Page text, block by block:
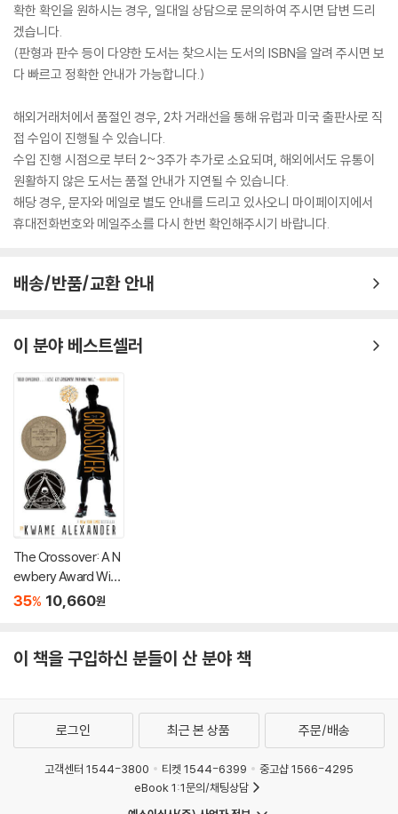
확한 확인을 원하시는 경우, 일대일 상담으로 문의하여 주시면 답변 드리
겠습니다.
(판형과 판수 등이 다양한 도서는 찾으시는 도서의 ISBN을 알려 주시면 보
다 빠르고 정확한 안내가 가능합니다.)
해외거래처에서 품절인 경우, 2차 거래선을 통해 유럽과 미국 출판사로 직
접 수입이 진행될 수 있습니다.
수입 진행 시점으로 부터 2~3주가 추가로 소요되며, 해외에서도 유통이
원활하지 않은 도서는 품절 안내가 지연될 수 있습니다.
해당 경우, 문자와 메일로 별도 안내를 드리고 있사오니 마이페이지에서
휴대전화번호와 메일주소를 다시 한번 확인해주시기 바랍니다.
배송/반품/교환 안내
이 분야 베스트셀러
The Crossover: A N
ewbery Award Winn
er
35% 10,660원
이 책을 구입하신 분들이 산 분야 책
로그인 최근 본 상품 주문/배송
고객센터 1544-3800 티켓 1544-6399
중고샵 1566-4295
eBook 1:1문의/채팅상담